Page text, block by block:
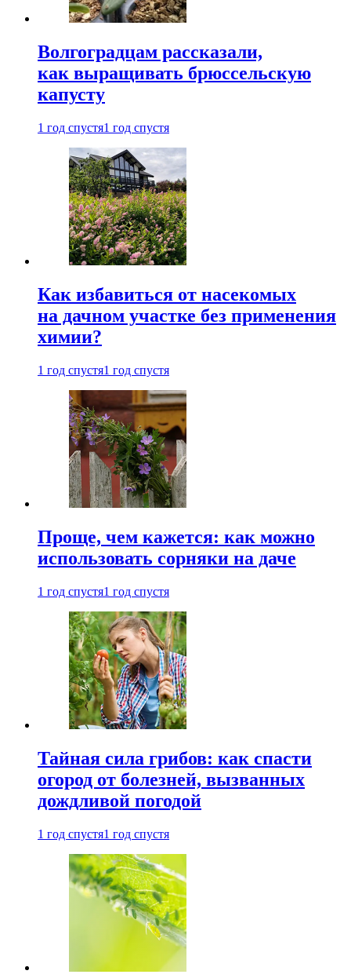
Волгоградцам рассказали,
как выращивать брюссельскую
капусту
1 год спустя1 год спустя
Как избавиться от насекомых
на дачном участке без применения
химии?
1 год спустя1 год спустя
Проще, чем кажется: как можно
использовать сорняки на даче
1 год спустя1 год спустя
Тайная сила грибов: как спасти
огород от болезней, вызванных
дождливой погодой
1 год спустя1 год спустя